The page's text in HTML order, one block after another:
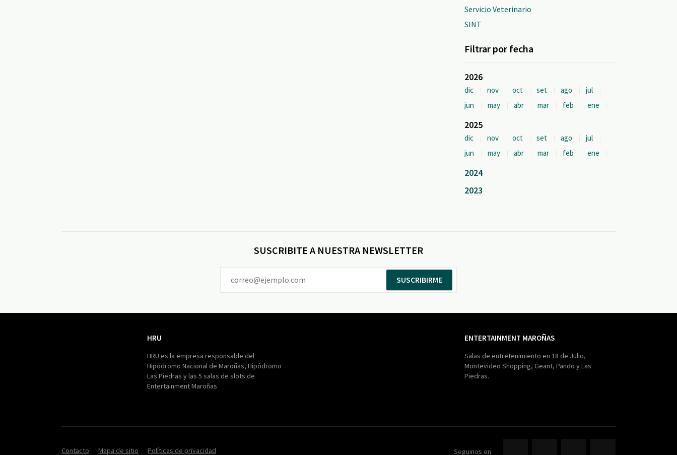
Servicio Veterinario
SINT
Filtrar por fecha
2026
dic nov oct set ago
jul
jun
may abr mar feb ene
2025
dic nov oct set ago
jul
jun
may abr mar feb ene
2024
2023
SUSCRIBITE A NUESTRA NEWSLETTER
SUSCRIBIRME
HRU
HRU es la empresa responsable del
Hipódromo Nacional de Maroñas, Hipódromo
Las Piedras y las 5 salas de slots de
Entertainment Maroñas
ENTERTAINMENT MAROÑAS
Salas de entretenimiento en 18 de Julio,
Montevideo Shopping, Geant, Pando y Las
Piedras.
Contacto Mapa de sitio Políticas de privacidad Seguinos en